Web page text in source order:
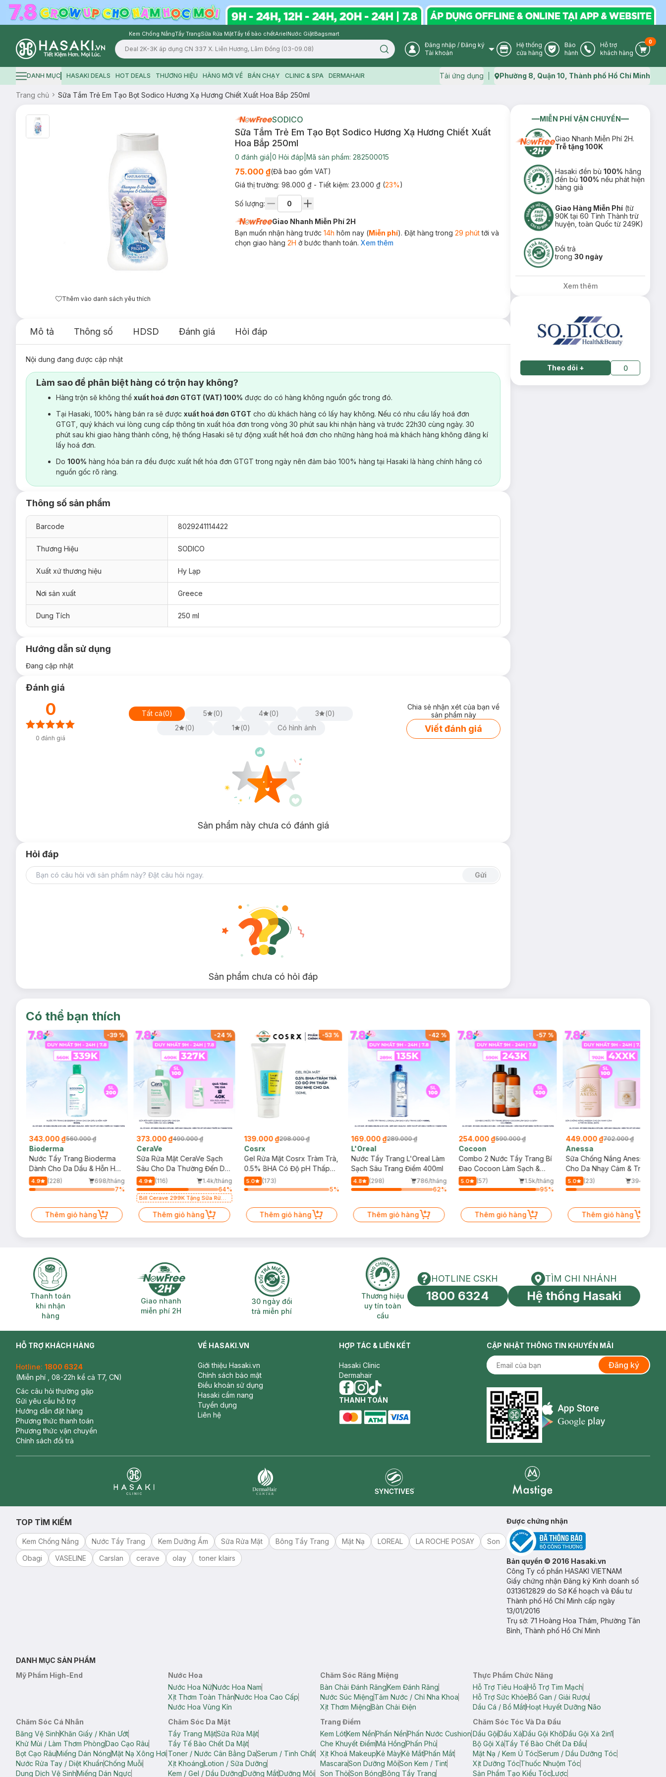
Kem Chống NắngTẩy TrangSữa Rửa MặtTẩy tế bào chếtArielNước GiặtBagsmart
Logo
Search icon User Icon
Đăng nhập / Đăng ký
Tài khoản
Store Icon
Hệ thống
cửa hàng
Warranty Icon
Bảo
hành
Phone Icon
Hỗ trợ
khách hàng
Cart
0
Hamburger icon
DANH MỤC HASAKI DEALS HOT DEALS THƯƠNG HIỆU HÀNG MỚI VỀ BÁN CHẠY CLINIC & SPA DERMAHAIR Tải ứng dụng Map icon
Phường 8, Quận 10, Thành phố Hồ Chí Minh
Trang chủ Sữa Tắm Trẻ Em Tạo Bọt Sodico Hương Xạ Hương Chiết Xuất Hoa Bắp 250ml
Thêm vào danh sách yêu thích
SODICO
Sữa Tắm Trẻ Em Tạo Bọt Sodico Hương Xạ Hương Chiết Xuất
Hoa Bắp 250ml
0 đánh giá 0 Hỏi đáp Mã sản phẩm: 282500015
75.000 ₫(Đã bao gồm VAT)
Giá thị trường: 98.000 ₫ - Tiết kiệm: 23.000 ₫(23%)
Số lượng:
Giao Nhanh Miễn Phí 2H
Bạn muốn nhận hàng trước 14h hôm nay (Miễn phí). Đặt hàng trong 29 phúttới và
chọn giao hàng 2H ở bước thanh toán. Xem thêm
Mô tả Thông số HDSD Đánh giá Hỏi đáp
Nội dung đang được cập nhật
Làm sao để phân biệt hàng có trộn hay không?
Hàng trộn sẽ không thể xuất hoá đơn GTGT (VAT) 100% được do có hàng không nguồn gốc trong đó.
Tại Hasaki, 100% hàng bán ra sẽ được xuất hoá đơn GTGT cho dù khách hàng có lấy hay không. Nếu có nhu cầu lấy hoá đơn
GTGT, quý khách vui lòng cung cấp thông tin xuất hóa đơn trong vòng 30 phút sau khi nhận hàng và trước 22h30 cùng ngày. 30
phút sau khi giao hàng thành công, hệ thống Hasaki sẽ tự động xuất hết hoá đơn cho những hàng hoá mà khách hàng không đăng kí
lấy hoá đơn.
Do 100% hàng hóa bán ra đều được xuất hết hóa đơn GTGT trong ngày nên đảm bảo 100% hàng tại Hasaki là hàng chính hãng có
nguồn gốc rõ ràng.
Thông số sản phẩm
Barcode 8029241114422
Thương Hiệu SODICO
Xuất xứ thương hiệu Hy Lạp
Nơi sản xuất Greece
Dung Tích 250 ml
Hướng dẫn sử dụng
Đang cập nhật
Đánh giá
0
0 đánh giá
Tất cả(0) 5 (0) 4 (0) 3 (0)
2
(0) 1 (0) Có hình ảnh
Chia sẻ nhận xét của bạn về
sản phẩm này
Viết đánh giá
Sản phẩm này chưa có đánh giá
Hỏi đáp
Gửi
Sản phẩm chưa có hỏi đáp
MIỄN PHÍ VẬN CHUYỂN
Giao Nhanh Miễn Phí 2H.
Trễ tặng 100K
Hasaki đền bù100% hãng
đền bù100% nếu phát hiện
hàng giả
Giao Hàng Miễn Phí (từ
90K tại 60 Tỉnh Thành trừ
huyện, toàn Quốc từ 249K)
Đổi trả
trong30 ngày
Xem thêm
Theo dõi + 0
Có thể bạn thích
-39%
343.000 ₫560.000 ₫
Bioderma
Nước Tẩy Trang Bioderma
Dành Cho Da Dầu & Hỗn Hợp
500ml
4.9 (228)
698/tháng
7%
Thêm giỏ hàng
-24%
373.000 ₫490.000 ₫
CeraVe
Sữa Rửa Mặt CeraVe Sạch
Sâu Cho Da Thường Đến Da
Dầu 473ml
4.9 (116)
1.4k/tháng
64%
Bill Cerave 299K Tặng Sữa Rửa
Mặt Cerave 30ml (SL có hạn)
Thêm giỏ hàng
-53%
139.000 ₫298.000 ₫
Cosrx
Gel Rửa Mặt Cosrx Tràm Trà,
0.5% BHA Có Độ pH Thấp
150ml
5.0
(173)
5%
Thêm giỏ hàng
-42 %
169.000 ₫289.000 ₫
L'Oreal
Nước Tẩy Trang L'Oreal Làm
Sạch Sâu Trang Điểm 400ml
4.8 (298)
786/tháng
62%
Thêm giỏ hàng
-57 %
254.000 ₫590.000 ₫
Cocoon
Combo 2 Nước Tẩy Trang Bí
Đao Cocoon Làm Sạch &
Giảm Dầu 500ml
5.0 (57)
1.5k/tháng
95%
Thêm giỏ hàng
449.000 ₫702.000 ₫
Anessa
Sữa Chống Nắng Anessa
Cho Da Nhạy Cảm & Trẻ Em
60ml (Mới)
5.0 (23)
394/tháng
Thêm giỏ hàng
Thanh toán khi nhận hàng
Thanh toán
khi nhận
hàng
Giao nhanh miễn phí 2H
Giao nhanh
miễn phí 2H
30 ngày đổi trả miễn phí
30 ngày đổi
trả miễn phí
Thương hiệu uy tín toàn cầu
Thương hiệu
uy tín toàn
cầu
HOTLINE CSKH
HOTLINE CSKH
1800 6324
Tìm chi nhánh
TÌM CHI NHÁNH
Hệ thống Hasaki
HỖ TRỢ KHÁCH HÀNG
Hotline: 1800 6324
(Miễn phí , 08-22h kể cả T7, CN)
Các câu hỏi thường gặp
Gửi yêu cầu hỗ trợ
Hướng dẫn đặt hàng
Phương thức thanh toán
Phương thức vận chuyển
Chính sách đổi trả
VỀ HASAKI.VN
Giới thiệu Hasaki.vn
Chính sách bảo mật
Điều khoản sử dụng
Hasaki cẩm nang
Tuyển dụng
Liên hệ
HỢP TÁC & LIÊN KẾT
Hasaki Clinic
Dermahair
facebook
instagram
tiktok
THANH TOÁN
CẬP NHẬT THÔNG TIN KHUYẾN MÃI
Đăng ký
Appstore icon
TOP TÌM KIẾM
Kem Chống Nắng Nước Tẩy Trang Kem Dưỡng Ẩm Sữa Rửa Mặt Bông Tẩy Trang Mặt Nạ LOREAL LA ROCHE POSAY
Son
Obagi
VASELINE Carslan cerave olay toner klairs
Được chứng nhận
Bản quyền © 2016 Hasaki.vn
Công Ty cổ phần HASAKI VIETNAM
Giấy chứng nhận Đăng ký Kinh doanh số
0313612829 do Sở Kế hoạch và Đầu tư
Thành phố Hồ Chí Minh cấp ngày
13/01/2016
Trụ sở: 71 Hoàng Hoa Thám, Phường Tân
Bình, Thành phố Hồ Chí Minh
DANH MỤC SẢN PHẨM
Mỹ Phẩm High-End
Nước Hoa
Nước Hoa NữNước Hoa Nam
Xịt Thơm Toàn ThânNước Hoa Cao Cấp
Nước Hoa Vùng Kín
Chăm Sóc Răng Miệng
Bàn Chải Đánh RăngKem Đánh Răng
Nước Súc MiệngTăm Nước / Chỉ Nha Khoa
Xịt Thơm MiệngBàn Chải Điện
Thực Phẩm Chức Năng
Hỗ Trợ Tiêu HoáHỗ Trợ Tim Mạch
Hỗ Trợ Sức KhỏeBổ Gan / Giải Rượu
Dầu Cá / Bổ MắtHoạt Huyết Dưỡng Não
Chăm Sóc Cá Nhân
Băng Vệ SinhKhăn Giấy / Khăn Ướt
Khử Mùi / Làm Thơm PhòngDao Cạo Râu
Bọt Cạo RâuMiếng Dán NóngMặt Nạ Xông Hơi
Nước Rửa Tay / Diệt KhuẩnChống Muỗi
Dung Dịch Vệ SinhMiếng Dán Ngực
Chăm Sóc Da Mặt
Tẩy Trang MặtSữa Rửa Mặt
Tẩy Tế Bào Chết Da Mặt
Toner / Nước Cân Bằng DaSerum / Tinh Chất
Xịt KhoángLotion / Sữa Dưỡng
Kem / Gel / Dầu DưỡngDưỡng MắtDưỡng Môi
Trang Điểm
Kem LótKem NềnPhấn NềnPhấn Nước Cushion
Che Khuyết ĐiểmMá HồngPhấn Phủ
Xịt Khoá MakeupKẻ MàyKẻ MắtPhấn Mắt
MascaraSon Dưỡng MôiSon Kem / Tint
Son ThỏiSon BóngBông Tẩy Trang
Chăm Sóc Tóc Và Da Đầu
Dầu GộiDầu XảDầu Gội KhôDầu Gội Xả 2in1
Bộ Gội XảTẩy Tế Bào Chết Da Đầu
Mặt Nạ / Kem Ủ TócSerum / Dầu Dưỡng Tóc
Xịt Dưỡng TócThuốc Nhuộm Tóc
Sản Phẩm Tạo Kiểu TócLược